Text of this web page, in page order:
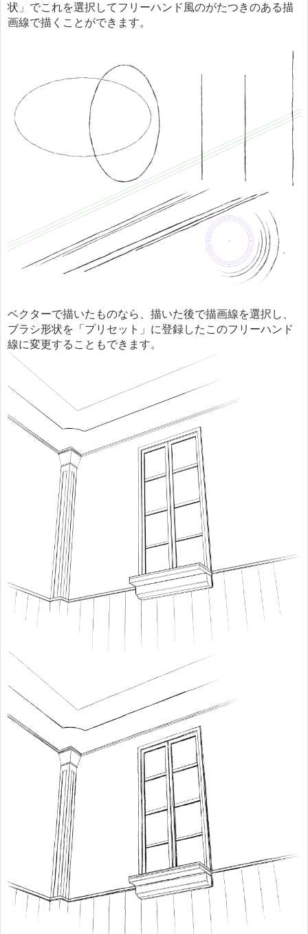
状」でこれを選択してフリーハンド風のがたつきのある描
画線で描くことができます。
ベクターで描いたものなら、描いた後で描画線を選択し、
ブラシ形状を「プリセット」に登録したこのフリーハンド
線に変更することもできます。